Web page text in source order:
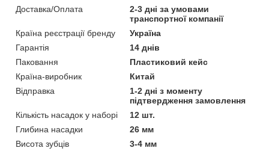
Доставка/Оплата
2-3 дні за умовами
транспортної компанії
Країна реєстрації бренду
Україна
Гарантія
14 днів
Паковання
Пластиковий кейс
Країна-виробник
Китай
Відправка
1-2 дні з моменту
підтвердження замовлення
Кількість насадок у наборі
12 шт.
Глибина насадки
26 мм
Висота зубців
3-4 мм